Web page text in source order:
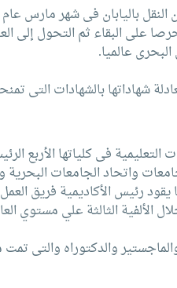
على البقاء ثم التحول إلى
عالميا.
شهاداتها بالشهادات التى
التعليمية فى كلياتها
واتحاد الجامعات
العام الحالى 2003 – 2004، كما يقود
الألفية الثالثة علي مستوي
والدكتوراه والتى